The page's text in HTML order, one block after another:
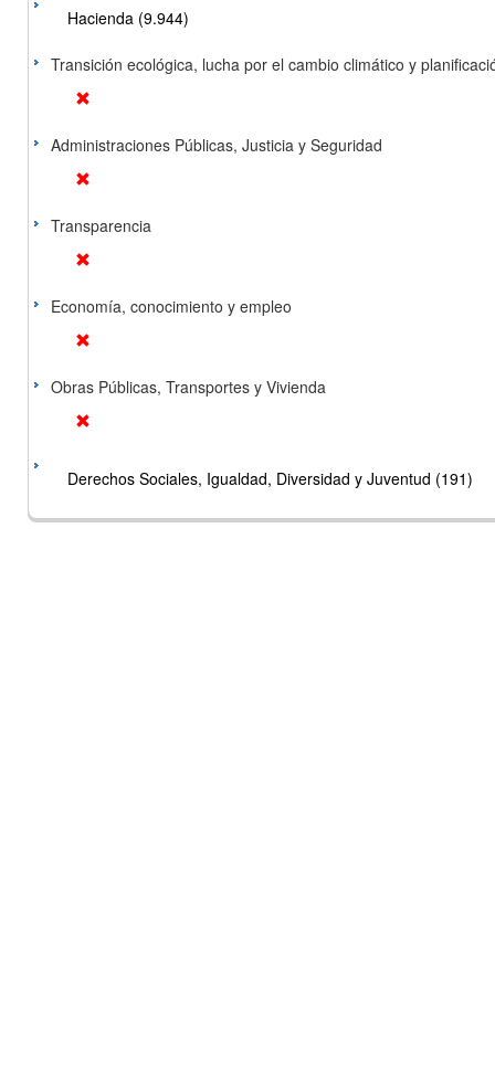
Hacienda (9.944)
Transición ecológica, lucha por el cambio climático y
Administraciones Públicas, Justicia y Seguridad
Transparencia
Economía, conocimiento y empleo
Obras Públicas, Transportes y Vivienda
Derechos Sociales, Igualdad, Diversidad y Juventud (191)